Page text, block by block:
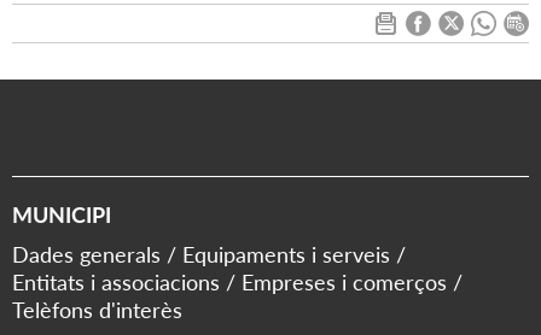
MUNICIPI
Dades generals
Equipaments i serveis
Entitats i associacions
Empreses i comerços
Telèfons d'interès